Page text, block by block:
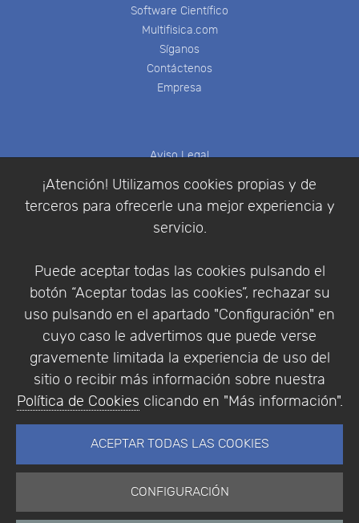
¡Atención! Utilizamos cookies propias y de
terceros para ofrecerle una mejor experiencia y
servicio.
Puede aceptar todas las cookies pulsando el
botón “Aceptar todas las cookies”, rechazar su
uso pulsando en el apartado "Configuración" en
cuyo caso le advertimos que puede verse
gravemente limitada la experiencia de uso del
sitio o recibir más información sobre nuestra
Política de Cookies clicando en "Más información".
ACEPTAR TODAS LAS COOKIES
CONFIGURACIÓN
Software Científico
Multifisica.com
Síganos
Contáctenos
Empresa
Aviso Legal
Política de Privacidad
Condiciones de compra
Identificarse
Empresa|Aviso Legal| Política de Privacidad |
Política de Cookies
© Copyright 1994 - 2026. Addlink Software
Científico, S.L.
Portugal.